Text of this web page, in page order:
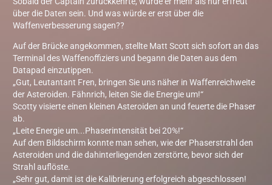
über die Daten sein. Und was würde er erst über die
Waffenverbesserung sagen??
Auf der Brücke angekommen, stellte Matt Scott sich sofort an das
Terminal des Waffenoffiziers und begann die Daten aus dem
Datapad einzutippen.
„Gut, Leutantant Fren, bringen Sie uns näher in Waffenreichweite
der Asteroiden. Fähnrich, leiten Sie die Energie um!“
Scotty visierte einen kleinen Asteroiden an und feuerte die Phaser
ab.
„Leite Energie um...Phaserintensität bei 20%!“
Auf dem Bildschirm konnte man sehen, wie der Phaserstrahl den
Asteroiden und die dahinterliegenden zerstörte, bevor sich der
Strahl auflöste.
„Sehr gut, damit ist die Kalibrierung erfolgreich abgeschlossen!